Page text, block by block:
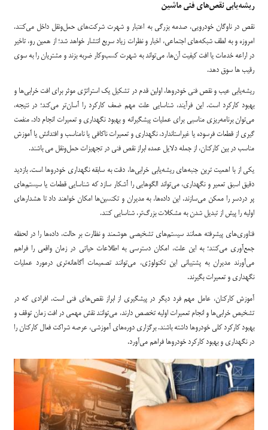
ریشه‌یابی نقص‌های فنی ماشین
نقص در ناوگان خودرویی، صدمه بزرگی به اعتبار و شهرت شرکت‌های حمل‌ونقل داخل می‌کنند.
امروزه و به لطف شبکه‌های اجتماعی، اخبار و نظرات زیاد سریع انتشار خواهد شد؛ از همین رو، تاخیر
در اراعه خدمات یا افت کیفیت آن‌ها، می‌تواند به شهرت کسب‌وکار ضربه بزند و مشتریان را به سوی
رقیب ها سوق دهد.
ریشه‌یابی عیب و نقص فنی خودروها، اولین قدم در تشکیل یک استراتژی موثر برای افت خرابی‌ها و
بهبود کارکرد است. این فرآیند، شناسایی علت مهم ضعف کارکرد را آسان‌تر می‌کند؛ در نتیجه،
می‌توان برنامه‌ریزی مناسبی برای عملیات پیشگیرانه و بهبود نگهداری و تعمیرات انجام داد. منفعت
گیری از قطعات فرسوده یا غیراستاندارد، نگهداری و تعمیرات ناکافی یا نامناسب و افتدانش یا آموزش
مناسب در بین کارکنان، از جمله دلایل عمده ابراز نقص فنی در تجهیزات حمل‌ونقل می باشند.
یکی از با اهمیت ترین جنبه‌های ریشه‌یابی خرابی‌ها، دقت به سابقه نگهداری خودروها است. بازدید
دقیق اسبق تعمیر و نگهداری، می‌تواند الگوهایی را آشکار سازد که شناسایی قطعات یا سیستم‌های
پر دردسر را ممکن می‌سازند. این داده‌ها، به مدیران و تکنسین‌ها امکان خواهند داد تا هشدارهای
اولیه را پیش از تبدیل شدن به مشکلات بزرگ‌تر، شناسایی کنند.
فناوری‌های پیشرفته همانند سیستم‌های تشخیصی هوشمند و نظارت بر حالت، داده‌ها را در لحظه
جمع‌آوری می‌کنند؛ به این علت، امکان دسترسی به اطلاعات حیاتی در زمان واقعی را فراهم
می‌آورند مدیران به پشتیبانی این تکنولوژی، می‌توانند تصمیمات آگاهانه‌تری درمورد عملیات
نگهداری و تعمیرات بگیرند.
آموزش کارکنان، عامل مهم فرد دیگر در پیشگیری از ابراز نقص‌های فنی است. افرادی که در
تشخیص خرابی‌ها و انجام تعمیرات اولیه تخصص دارند، می‌توانند نقش مهمی در افت زمان توقف و
بهبود کارکرد کلی خودروها داشته باشند. برگزاری دوره‌های آموزشی، عرصه شراکت فعال کارکنان را
در نگهداری و بهبود کارکرد خودروها فراهم می‌آورد.